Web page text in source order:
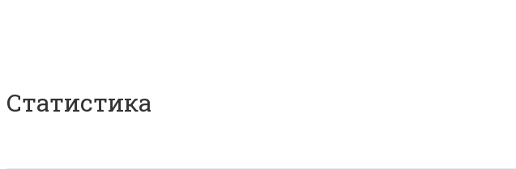
Статистика